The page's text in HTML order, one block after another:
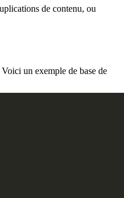
de contenu, ou
un exemple de base de